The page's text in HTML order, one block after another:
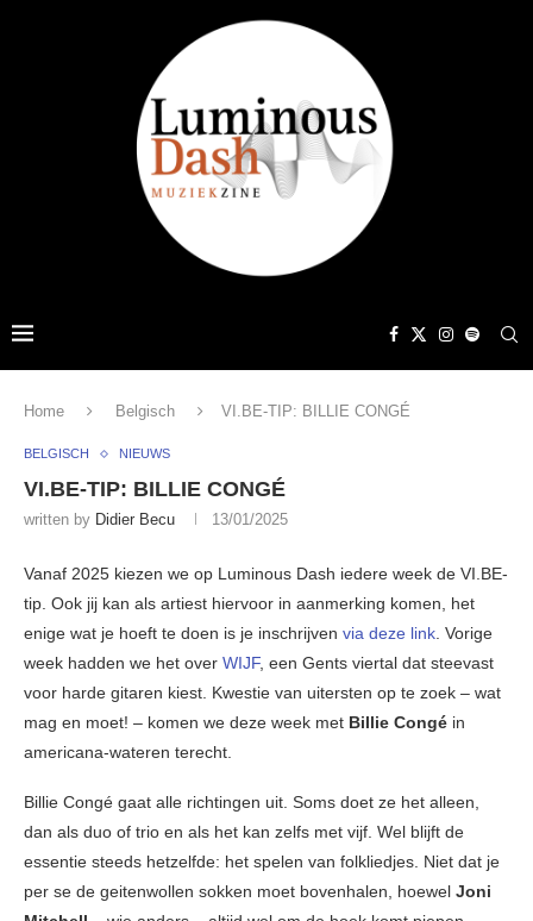
Home Belgisch VI.BE-TIP: BILLIE CONGÉ
BELGISCH NIEUWS
VI.BE-TIP: BILLIE CONGÉ
written by Didier Becu 13/01/2025
Vanaf 2025 kiezen we op Luminous Dash iedere week de VI.BE-
tip. Ook jij kan als artiest hiervoor in aanmerking komen, het
enige wat je hoeft te doen is je inschrijven via deze link. Vorige
week hadden we het over WIJF, een Gents viertal dat steevast
voor harde gitaren kiest. Kwestie van uitersten op te zoek – wat
mag en moet! – komen we deze week met Billie Congé in
americana-wateren terecht.
Billie Congé gaat alle richtingen uit. Soms doet ze het alleen,
dan als duo of trio en als het kan zelfs met vijf. Wel blijft de
essentie steeds hetzelfde: het spelen van folkliedjes. Niet dat je
per se de geitenwollen sokken moet bovenhalen, hoewel Joni